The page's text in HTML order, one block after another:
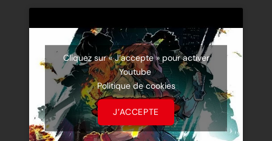
Cliquez sur « J’accepte » pour activer
Youtube
Politique de cookies
J’ACCEPTE